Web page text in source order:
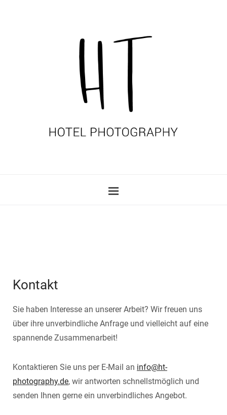
Kontakt
Sie haben Interesse an unserer Arbeit? Wir freuen uns
über ihre unverbindliche Anfrage und vielleicht auf eine
spannende Zusammenarbeit!
Kontaktieren Sie uns per E-Mail an info@ht-
photography.de, wir antworten schnellstmöglich und
senden Ihnen gerne ein unverbindliches Angebot.